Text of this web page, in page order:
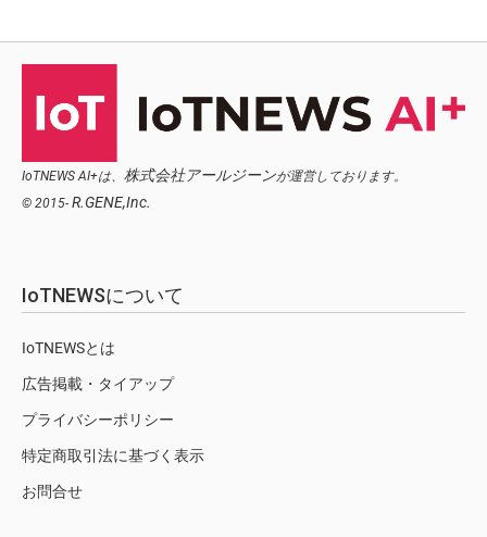
IoTNEWS AI+は、 株式会社アールジーンが運営しております。
© 2015- R.GENE,Inc.
IoTNEWSについて
IoTNEWSとは
広告掲載・タイアップ
プライバシーポリシー
特定商取引法に基づく表示
お問合せ